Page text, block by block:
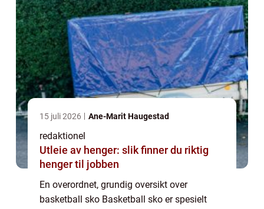
15 juli 2026 Ane-Marit Haugestad
redaktionel
Utleie av henger: slik finner du riktig
henger til jobben
En overordnet, grundig oversikt over
basketball sko Basketball sko er spesielt